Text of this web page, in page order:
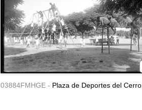
03884FMHGE - Plaza de Deportes del Cerro.